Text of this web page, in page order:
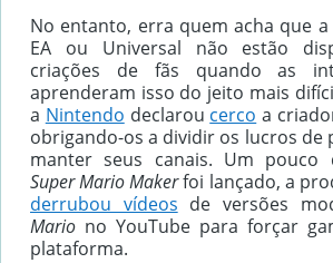
No entanto, erra quem acha que a
EA ou Universal não estão
criações de fãs quando as
aprenderam isso do jeito mais
a Nintendo declarou cerco a
obrigando-os a dividir os lucros de
manter seus canais. Um pouco
Super Mario Makerfoi lançado, a
derrubou vídeos de versões
Mario no YouTube para forçar
plataforma.